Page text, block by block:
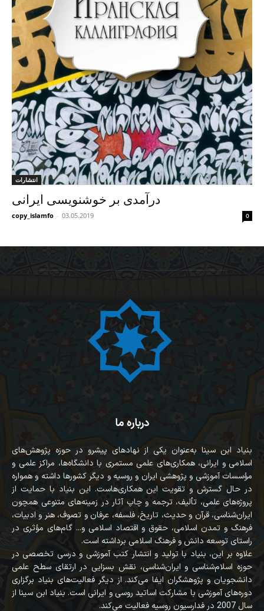
انتشارات
درآمدی بر خوشنویسی ایرانی
copy_islamfo - 03.05.2019 0
درباره ما
بنیاد ابن سینا به‌عنوان یکی از نهادهای پیشرو در حوزه پژوهش‌های
اسلامی و ایرانی، همکاری‌های علمی مستمری با دانشگاه‌ها، مراکز علمی و
مؤسسات آموزشی و پژوهشی ایران و روسیه و دیگر کشورها داشته و همواره
در حال گسترش و تقویت این همکاری‌هاست. این بنیاد با حمایت از
پروژه‌های علمی، تألیف، ترجمه و چاپ آثار در زمینه‌های متنوعی همچون
ایران‌شناسی، قرآن‌ و حدیث، تاریخ، فلسفه، عرفان و تصوف، هنر و ادبیات،
فرهنگ و تمدن اسلامی، حقوق و اقتصاد اسلامی و... گام‌های مؤثری در
راستای توسعه دانش و فرهنگ اسلامی برداشته است.
علاوه بر این، بنیاد با تولید و انتشار کتب آموزشی و درسی تخصصی در
حوزه اسلام‌شناسی و ایران‌شناسی، نقش بسزایی در ارتقای سطح علمی
دانشجویان و پژوهشگران ایفا می‌کند. از دیگر فعالیت‌های بنیاد برگزاری
دوره‌های آموزشی با مشارکت اساتید روسی و ایرانی است. بنیاد ابن سینا از
سال 2007 در فدارسیون روسیه فعالیت می‌کند.